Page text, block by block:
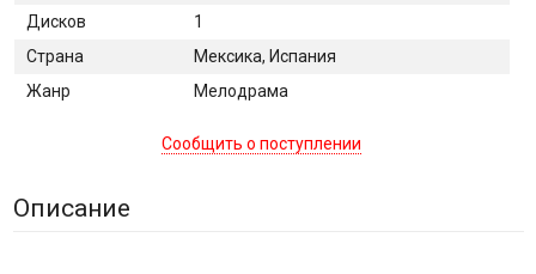
Дисков
1
Страна
Мексика, Испания
Жанр
Мелодрама
Сообщить о поступлении
Описание